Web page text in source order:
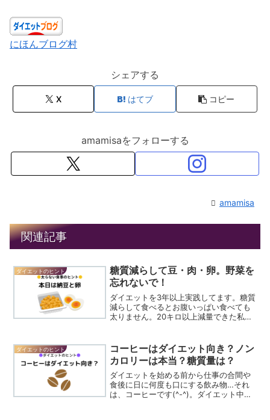
にほんブログ村
シェアする
X はてブ コピー
amamisaをフォローする
amamisa
関連記事
ダイエットのヒント
糖質減らして豆・肉・卵。野菜を
忘れないで！
ダイエットを3年以上実践してます。糖質
減らして食べるとお腹いっぱい食べても
太りません。20キロ以上減量できた私が
っぱい食べる！先日のTVで「糖質制限で
命にキケンが！...
ダイエットのヒント
コーヒーはダイエット向き？ノン
カロリーは本当？糖質量は？
ダイエットを始める前から仕事の合間や
食後に日に何度も口にする飲み物…それ
は、コーヒーです(^-^)。ダイエット中は